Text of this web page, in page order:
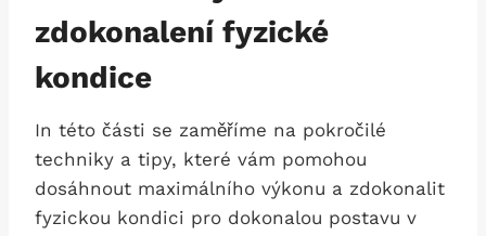
zdokonalení fyzické ​
kondice
In této části se⁣ zaměříme na pokročilé
techniky a tipy, které vám pomohou
dosáhnout maximálního výkonu a zdokonalit
fyzickou kondici pro ⁢dokonalou postavu v